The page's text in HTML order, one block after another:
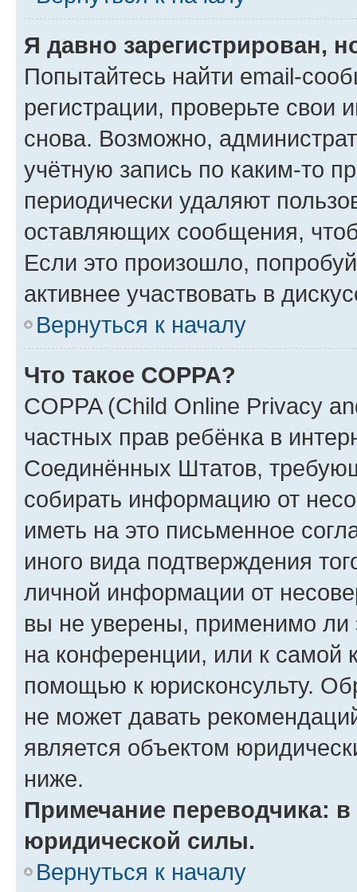
Я давно зарегистрирован,
Попытайтесь найти email-
регистрации, проверьте свои
снова. Возможно,
учётную запись по каким-то
периодически удаляют
оставляющих сообщения,
Если это произошло,
активнее участвовать в
Вернуться к началу
Что такое COPPA?
COPPA (Child Online Privacy
частных прав ребёнка в
Соединённых Штатов,
собирать информацию от
иметь на это письменное
иного вида подтверждения
личной информации от
вы не уверены, применимо ли
на конференции, или к самой
помощью к юрисконсульту.
не может давать
является объектом
ниже.
Примечание переводчика:
юридической силы.
Вернуться к началу